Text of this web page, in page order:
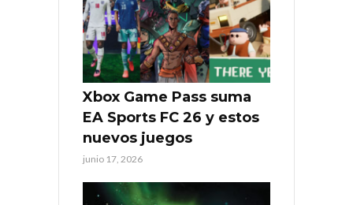
Xbox Game Pass suma
EA Sports FC 26 y estos
nuevos juegos
junio 17, 2026